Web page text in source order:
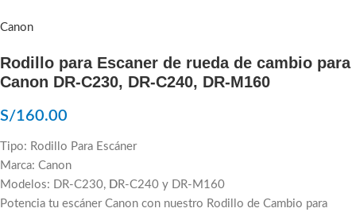
Canon
Rodillo para Escaner de rueda de cambio para
Canon DR-C230, DR-C240, DR-M160
S/160.00
Tipo: Rodillo Para Escáner
Marca: Canon
Modelos: DR-C230, DR-C240 y DR-M160
Potencia tu escáner Canon con nuestro Rodillo de Cambio para